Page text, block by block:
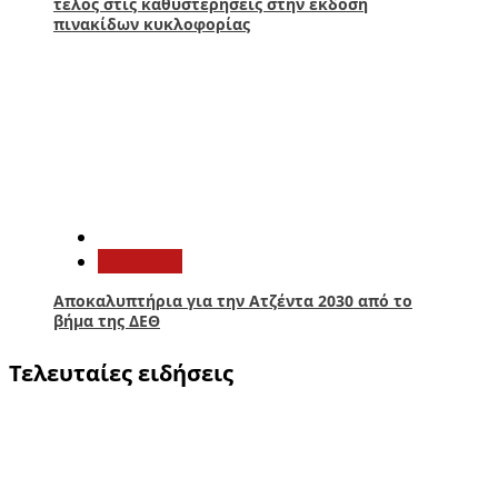
πινακίδων κυκλοφορίας
Αποκαλυπτήρια για την Ατζέντα 2030 από το
βήμα της ΔΕΘ
Τελευταίες ειδήσεις